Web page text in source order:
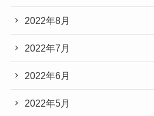
2022年8月
2022年7月
2022年6月
2022年5月